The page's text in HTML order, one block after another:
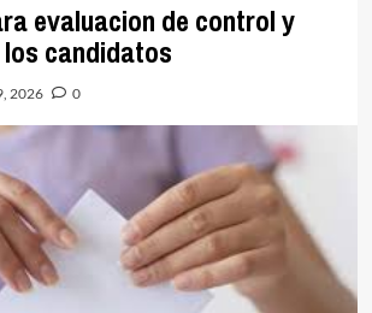
evaluacion de control y
candidatos
2026 0